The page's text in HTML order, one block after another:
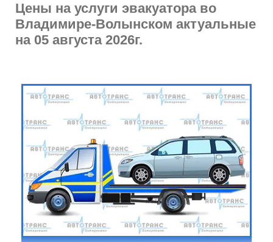
Цены на услуги эвакуатора во
Владимире-Волынском актуальные
на 05 августа 2026г.